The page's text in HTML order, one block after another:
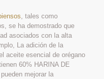
, tales como
se ha demostrado que
asociados con la alta
La adición de la
aceite esencial de orégano
60% HARINA DE
mejorar la